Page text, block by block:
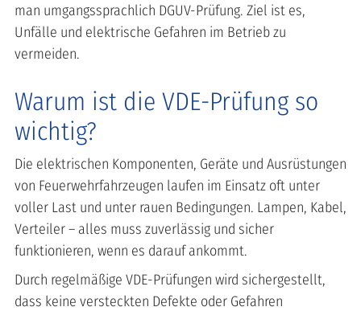
man umgangssprachlich DGUV-Prüfung. Ziel ist es,
Unfälle und elektrische Gefahren im Betrieb zu
vermeiden.
Warum ist die VDE-Prüfung so
wichtig?
Die elektrischen Komponenten, Geräte und Ausrüstungen
von Feuerwehrfahrzeugen laufen im Einsatz oft unter
voller Last und unter rauen Bedingungen. Lampen, Kabel,
Verteiler – alles muss zuverlässig und sicher
funktionieren, wenn es darauf ankommt.
Durch regelmäßige VDE-Prüfungen wird sichergestellt,
dass keine versteckten Defekte oder Gefahren